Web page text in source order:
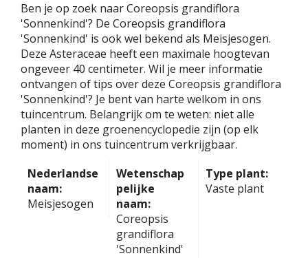
Ben je op zoek naar Coreopsis grandiflora
'Sonnenkind'? De Coreopsis grandiflora
'Sonnenkind' is ook wel bekend als Meisjesogen.
Deze Asteraceae heeft een maximale hoogtevan
ongeveer 40 centimeter. Wil je meer informatie
ontvangen of tips over deze Coreopsis grandiflora
'Sonnenkind'? Je bent van harte welkom in ons
tuincentrum. Belangrijk om te weten: niet alle
planten in deze groenencyclopedie zijn (op elk
moment) in ons tuincentrum verkrijgbaar.
Nederlandse
naam:
Meisjesogen
Wetenschap
pelijke
naam:
Coreopsis
grandiflora
'Sonnenkind'
Type plant:
Vaste plant